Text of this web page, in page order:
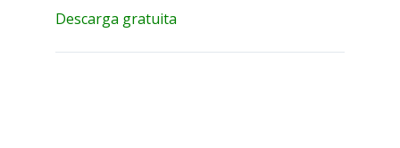
Descarga gratuita